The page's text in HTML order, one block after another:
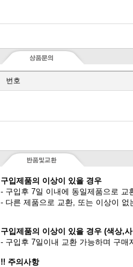
번호
구입제품의 이상이 있을 경우
- 구입후 7일 이내에 동일제품으로
- 다른 제품으로 교환, 또는 이상이
구입제품의 이상이 있을 경우 (색상,
- 구입후 7일이내 교환 가능하며 구매
!! 주의사항